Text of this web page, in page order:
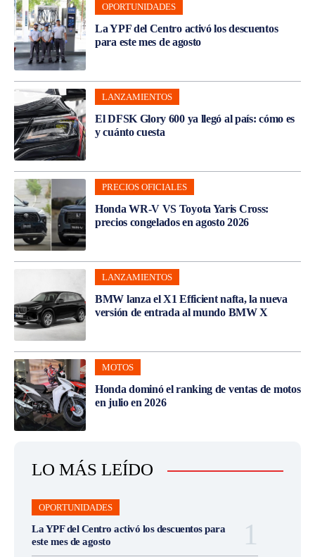
OPORTUNIDADES
La YPF del Centro activó los descuentos
para este mes de agosto
LANZAMIENTOS
El DFSK Glory 600 ya llegó al país: cómo es
y cuánto cuesta
PRECIOS OFICIALES
Honda WR-V VS Toyota Yaris Cross:
precios congelados en agosto 2026
LANZAMIENTOS
BMW lanza el X1 Efficient nafta, la nueva
versión de entrada al mundo BMW X
MOTOS
Honda dominó el ranking de ventas de motos
en julio en 2026
LO MÁS LEÍDO
OPORTUNIDADES
La YPF del Centro activó los descuentos para
este mes de agosto